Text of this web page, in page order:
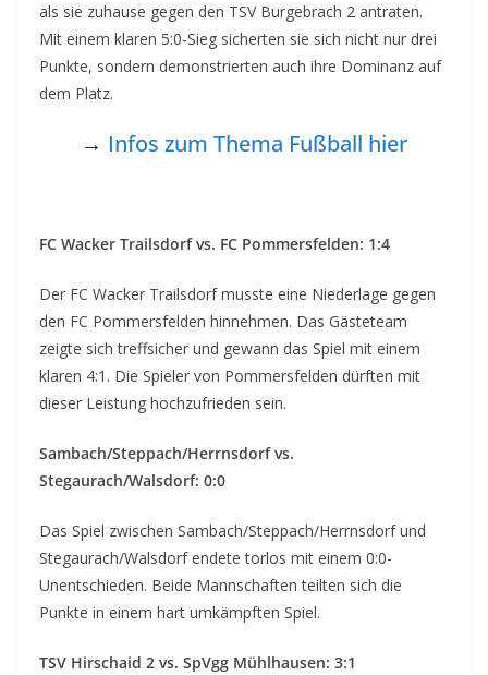
als sie zuhause gegen den TSV Burgebrach 2 antraten.
Mit einem klaren 5:0-Sieg sicherten sie sich nicht nur drei
Punkte, sondern demonstrierten auch ihre Dominanz auf
dem Platz.
→ Infos zum Thema Fußball hier
FC Wacker Trailsdorf vs. FC Pommersfelden: 1:4
Der FC Wacker Trailsdorf musste eine Niederlage gegen
den FC Pommersfelden hinnehmen. Das Gästeteam
zeigte sich treffsicher und gewann das Spiel mit einem
klaren 4:1. Die Spieler von Pommersfelden dürften mit
dieser Leistung hochzufrieden sein.
Sambach/Steppach/Herrnsdorf vs.
Stegaurach/Walsdorf: 0:0
Das Spiel zwischen Sambach/Steppach/Herrnsdorf und
Stegaurach/Walsdorf endete torlos mit einem 0:0-
Unentschieden. Beide Mannschaften teilten sich die
Punkte in einem hart umkämpften Spiel.
TSV Hirschaid 2 vs. SpVgg Mühlhausen: 3:1